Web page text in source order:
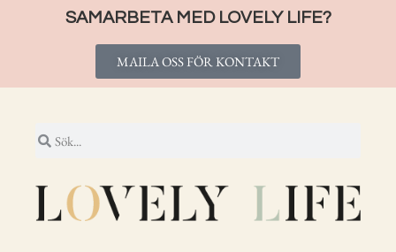
SAMARBETA MED LOVELY LIFE?
MAILA OSS FÖR KONTAKT